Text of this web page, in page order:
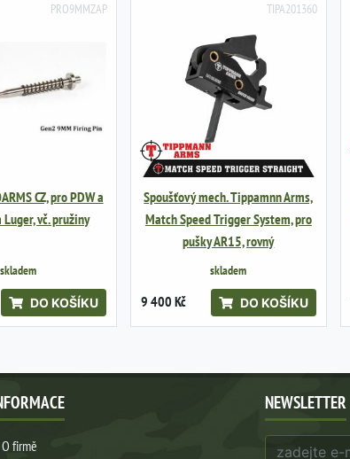
PRO9MMZAP
CZ, pro PDW a
Luger, vč. pružiny
skladem
DO KOŠÍKU
TIPA201360
Spoušťový mech. Tippamnn Arms,
Match Speed Trigger System, pro
pušky AR15, rovný
skladem
9 400 Kč DO KOŠÍKU
O firmě
NEWSLETTER